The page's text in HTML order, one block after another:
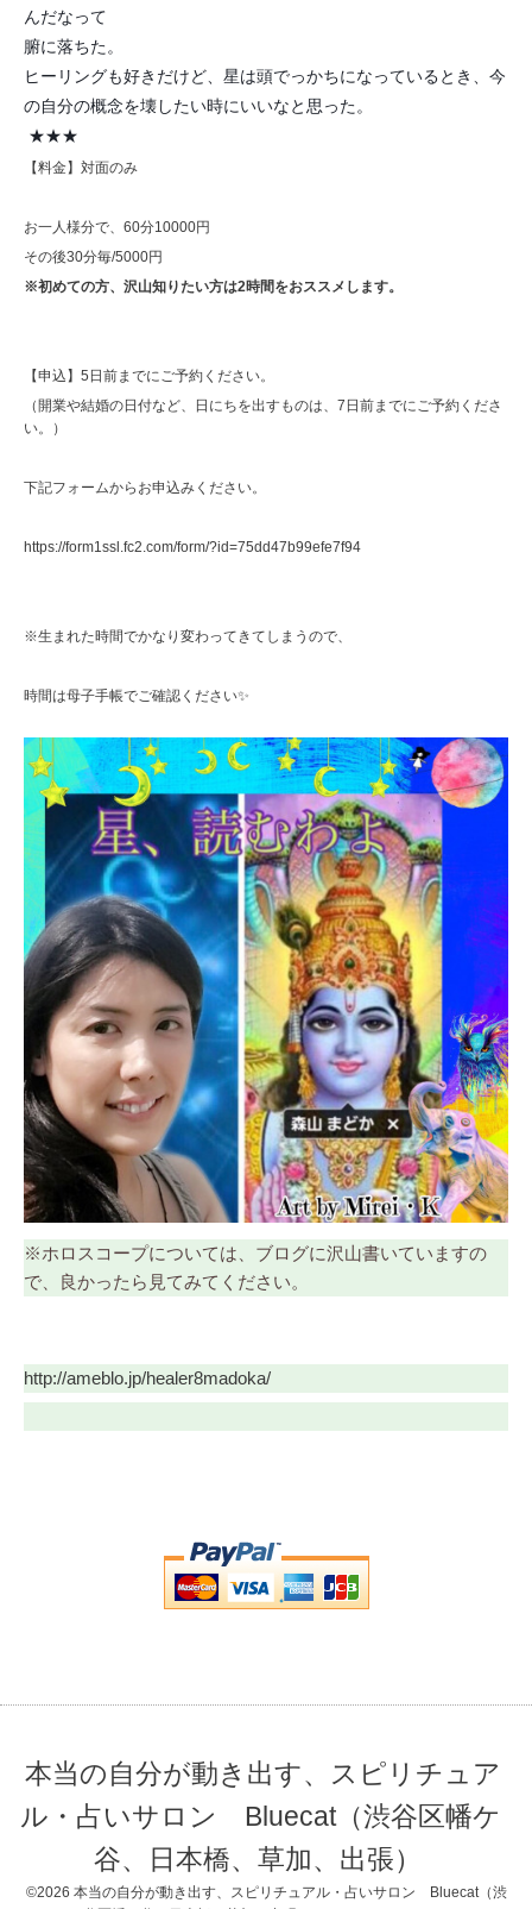
んだなって
腑に落ちた。
ヒーリングも好きだけど、星は頭でっかちになっているとき、今
の自分の概念を壊したい時にいいなと思った。
★★★
【料金】対面のみ
お一人様分で、60分10000円
その後30分毎/5000円
※初めての方、沢山知りたい方は2時間をおススメします。
【申込】5日前までにご予約ください。
（開業や結婚の日付など、日にちを出すものは、7日前までにご予約くださ
い。）
下記フォームからお申込みください。
https://form1ssl.fc2.com/form/?id=75dd47b99efe7f94
※生まれた時間でかなり変わってきてしまうので、
時間は母子手帳でご確認ください✨
※ホロスコープについては、ブログに沢山書いていますの
で、良かったら見てみてください。
http://ameblo.jp/healer8madoka/
本当の自分が動き出す、スピリチュア
ル・占いサロン Bluecat（渋谷区幡ケ
谷、日本橋、草加、出張）
©2026 本当の自分が動き出す、スピリチュアル・占いサロン Bluecat（渋